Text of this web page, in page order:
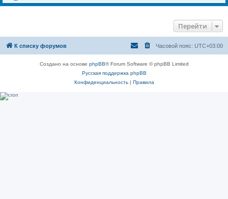
Перейти
К списку форумов Часовой пояс: UTC+03:00
Создано на основе phpBB® Forum Software © phpBB Limited
Русская поддержка phpBB
Конфиденциальность| Правила